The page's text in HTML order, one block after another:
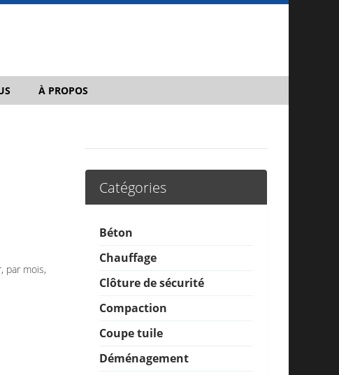
À PROPOS
par mois,
Catégories
Béton
Chauffage
Clôture de sécurité
Compaction
Coupe tuile
Déménagement